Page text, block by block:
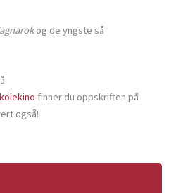
og de yngste så
finner du oppskriften på
også!